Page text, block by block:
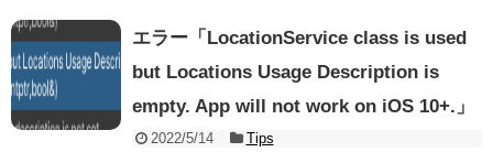
エラー「LocationService class is used
but Locations Usage Description is
empty. App will not work on iOS 10+.」
2022/5/14
Tips